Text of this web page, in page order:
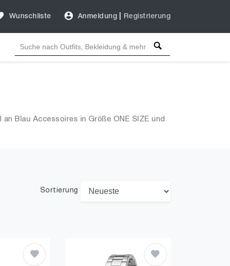
Wunschliste Anmeldung Registrierung
Blau Accessoires in Größe ONE SIZE und
Sortierung